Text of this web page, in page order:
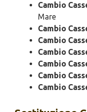
Cambio
Mare
Cambio
Cambio
Cambio
Cambio
Cambio
Cambio